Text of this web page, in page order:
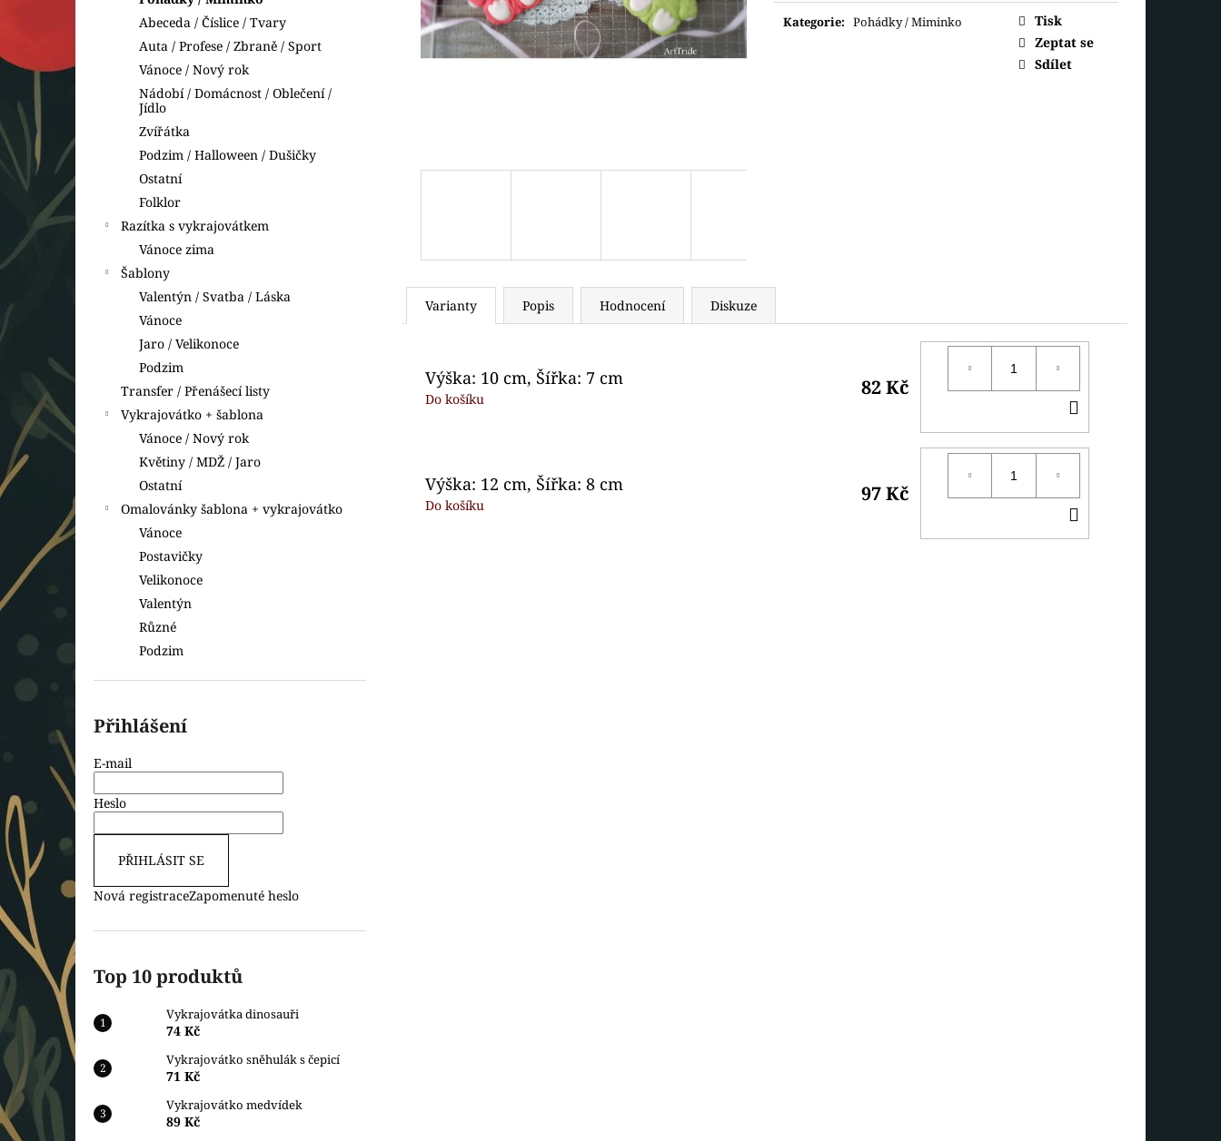
Abeceda / Číslice / Tvary
Auta / Profese / Zbraně / Sport
Vánoce / Nový rok
Nádobí / Domácnost / Oblečení /
Jídlo
Zvířátka
Podzim / Halloween / Dušičky
Ostatní
Folklor
Razítka s vykrajovátkem
Vánoce zima
Šablony
Valentýn / Svatba / Láska
Vánoce
Jaro / Velikonoce
Podzim
Transfer / Přenášecí listy
Vykrajovátko + šablona
Vánoce / Nový rok
Květiny / MDŽ / Jaro
Ostatní
Omalovánky šablona + vykrajovátko
Vánoce
Postavičky
Velikonoce
Valentýn
Různé
Podzim
Přihlášení
E-mail
Heslo
PŘIHLÁSIT SE
Nová registraceZapomenuté heslo
Top 10 produktů
Vykrajovátka dinosauři
74 Kč
Vykrajovátko sněhulák s čepicí
71 Kč
Vykrajovátko medvídek
89 Kč
cena:
Kategorie: Pohádky / Miminko
Tisk
Zeptat se
Sdílet
Varianty Popis Hodnocení Diskuze
Výška: 10 cm, Šířka: 7 cm
Do košíku 82 Kč
KOŠÍKU
Výška: 12 cm, Šířka: 8 cm
Do košíku 97 Kč
KOŠÍKU
VYKRAJOVÁTKA DINOSAUŘI
74 Kč
VYKRAJOVÁTKO SNĚHULÁK S ČEPICÍ
71 Kč
VYKRAJOVÁTKO MEDVÍDEK
89 Kč